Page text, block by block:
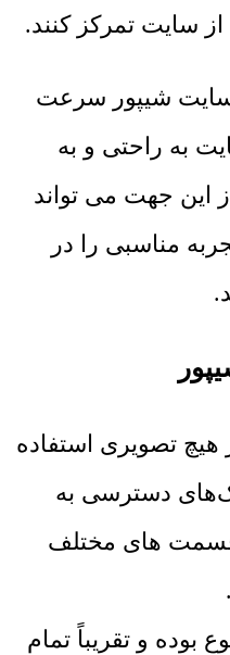
سایت تمرکز کنند.
شیپور سرعت
به راحتی و به
این جهت می تواند
مناسبی را در
هیچ تصویری استفاده
دسترسی به
های مختلف
بوده و تقریباً تمام